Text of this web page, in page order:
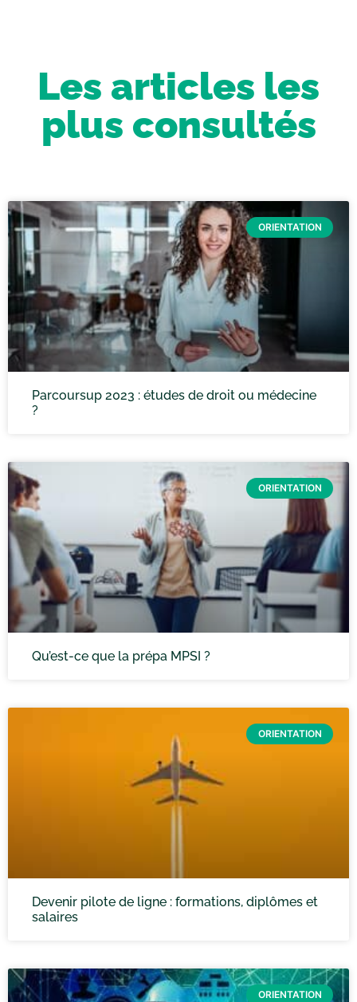
Les articles les
plus consultés
ORIENTATION
Parcoursup 2023 : études de droit ou médecine
?
ORIENTATION
Qu’est-ce que la prépa MPSI ?
ORIENTATION
Devenir pilote de ligne : formations, diplômes et
salaires
ORIENTATION